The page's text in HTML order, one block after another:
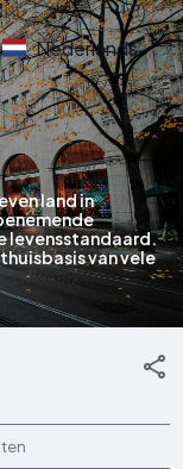
Nederlands
land in
levensstandaard.
van vele